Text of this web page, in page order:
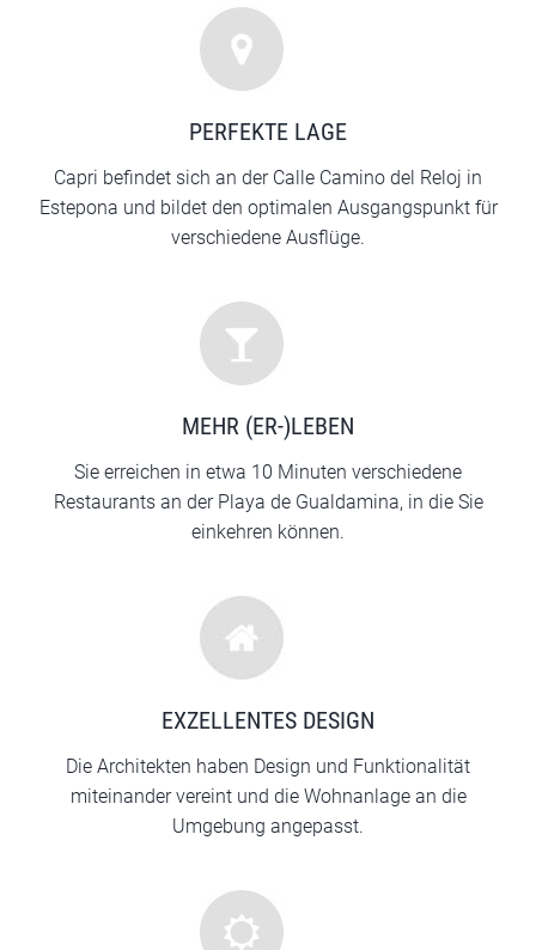
PERFEKTE LAGE
Capri befindet sich an der Calle Camino del Reloj in
Estepona und bildet den optimalen Ausgangspunkt für
verschiedene Ausflüge.
MEHR (ER-)LEBEN
Sie erreichen in etwa 10 Minuten verschiedene
Restaurants an der Playa de Gualdamina, in die Sie
einkehren können.
EXZELLENTES DESIGN
Die Architekten haben Design und Funktionalität
miteinander vereint und die Wohnanlage an die
Umgebung angepasst.